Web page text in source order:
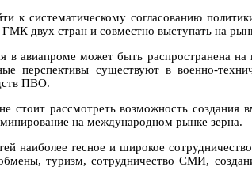
к систематическому согласованию
двух стран и совместно выступать на
в авиапроме может быть распространена
перспективы существуют в военно-
ПВО.
стоит рассмотреть возможность
на международном рынке зерна.
наиболее тесное и широкое
туризм, сотрудничество СМИ,